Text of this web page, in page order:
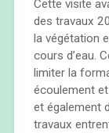
Cette visite
des travaux
la végétation
cours d’eau.
limiter la
écoulement
et également
travaux